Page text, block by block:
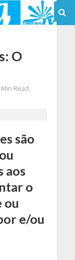
O
Read
são
aos
o
ou
e/ou